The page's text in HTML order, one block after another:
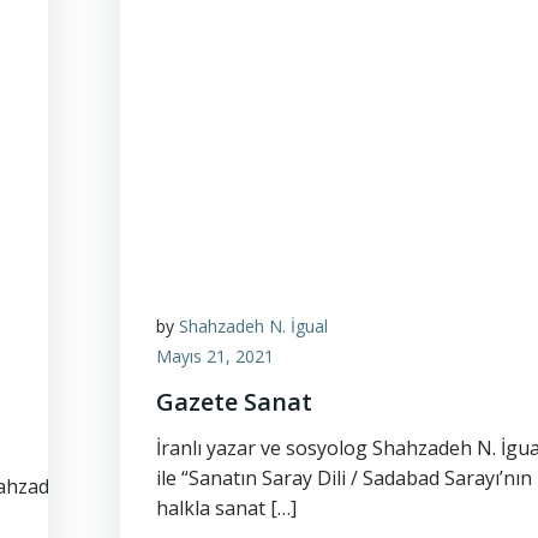
by Shahzadeh N. İgual
Mayıs 21, 2021
Gazete Sanat
İranlı yazar ve sosyolog Shahzadeh N.
ile “Sanatın Saray Dili / Sadabad Sarayı’nın
halkla sanat […]